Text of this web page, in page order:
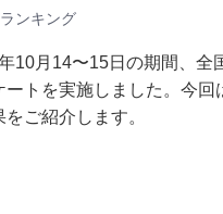
ンキング
10月14〜15日の期間、全
ートを実施しました。今
ご紹介します。